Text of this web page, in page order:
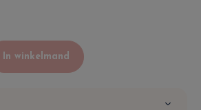
In winkelmand